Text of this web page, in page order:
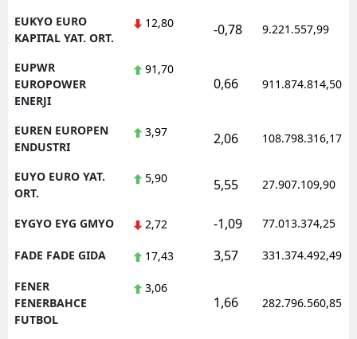
EUKYO EURO
KAPITAL YAT. ORT.
12,80 -0,78 9.221.557,99
EUPWR
EUROPOWER
ENERJI
91,70
0,66 911.874.814,50
EUREN EUROPEN
ENDUSTRI
3,97 2,06 108.798.316,17
EUYO EURO YAT.
ORT.
5,90 5,55 27.907.109,90
EYGYO EYG GMYO 2,72 -1,09 77.013.374,25
FADE FADE GIDA 17,43 3,57 331.374.492,49
FENER
FENERBAHCE
FUTBOL
3,06
1,66 282.796.560,85